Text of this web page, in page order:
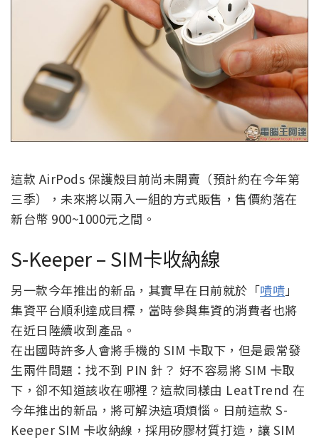
這款 AirPods 保護殼目前尚未開賣（預計約在今年第
三季），未來將以兩入一組的方式販售，售價約落在
新台幣 900~1000元之間。
S-Keeper – SIM卡收納線
另一款今年推出的新品，其實早在日前就於「嘖嘖」
集資平台順利達成目標，當時參與集資的消費者也將
在近日陸續收到產品。
在出國時許多人會將手機的 SIM 卡取下，但是最常發
生兩件問題：找不到 PIN 針？ 好不容易將 SIM 卡取
下，卻不知道該收在哪裡？這款同樣由 LeatTrend 在
今年推出的新品，將可解決這項煩惱。日前這款 S-
Keeper SIM 卡收納線，採用矽膠材質打造，讓 SIM